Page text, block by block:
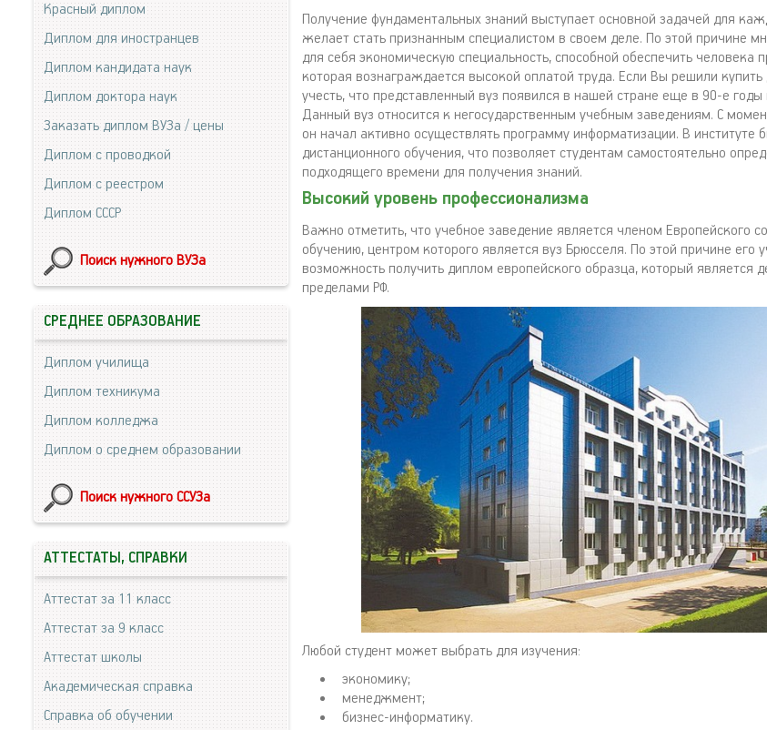
Получение фундаментальных знаний выступает основной задачей для
желает стать признанным специалистом в своем деле. По этой причине
для себя экономическую специальность, способной обеспечить
которая вознаграждается высокой оплатой труда. Если Вы решили
учесть, что представленный вуз появился в нашей стране еще в 90-е годы
Данный вуз относится к негосударственным учебным заведениям. С
он начал активно осуществлять программу информатизации. В институте
дистанционного обучения, что позволяет студентам самостоятельно
подходящего времени для получения знаний.
Высокий уровень профессионализма
Важно отметить, что учебное заведение является членом Европейского
обучению, центром которого является вуз Брюсселя. По этой причине его
возможность получить диплом европейского образца, который является
пределами РФ.
Любой студент может выбрать для изучения:
экономику;
менеджмент;
бизнес-информатику.
Красный диплом
Диплом для иностранцев
Диплом кандидата наук
Диплом доктора наук
Заказать диплом ВУЗа / цены
Диплом с проводкой
Диплом с реестром
Диплом СССР
Поиск нужного ВУЗа
СРЕДНЕЕ ОБРАЗОВАНИЕ
Диплом училища
Диплом техникума
Диплом колледжа
Диплом о среднем образовании
Поиск нужного ССУЗа
АТТЕСТАТЫ, СПРАВКИ
Аттестат за 11 класс
Аттестат за 9 класс
Аттестат школы
Академическая справка
Справка об обучении